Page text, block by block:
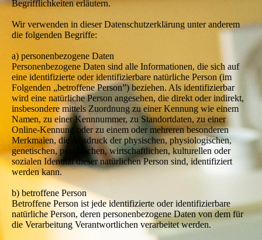
Begrifflichkeiten erläutern.
Wir verwenden in dieser Datenschutzerklärung unter anderem
die folgenden Begriffe:
a) personenbezogene Daten
Personenbezogene Daten sind alle Informationen, die sich auf
eine identifizierte oder identifizierbare natürliche Person (im
Folgenden „betroffene Person”) beziehen. Als identifizierbar
wird eine natürliche Person angesehen, die direkt oder indirekt,
insbesondere mittels Zuordnung zu einer Kennung wie einem
Namen, zu einer Kennnummer, zu Standortdaten, zu einer
Online-Kennung oder zu einem oder mehreren besonderen
Merkmalen, die Ausdruck der physischen, physiologischen,
genetischen, psychischen, wirtschaftlichen, kulturellen oder
sozialen Identität dieser natürlichen Person sind, identifiziert
werden kann.
b) betroffene Person
Betroffene Person ist jede identifizierte oder identifizierbare
natürliche Person, deren personenbezogene Daten von dem für
die Verarbeitung Verantwortlichen verarbeitet werden.